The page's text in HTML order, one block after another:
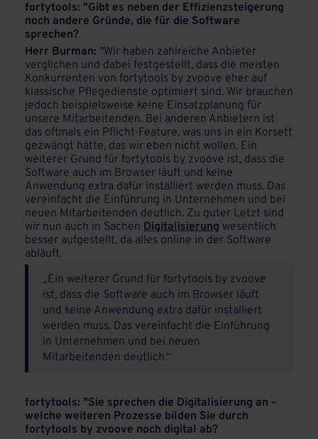
fortytools: "Gibt es neben der Effizienzsteigerung
noch andere Gründe, die für die Software
sprechen?
Herr Burman: "Wir haben zahlreiche Anbieter
verglichen und dabei festgestellt, dass die meisten
Konkurrenten von fortytools by zvoove eher auf
klassische Pflegedienste optimiert sind. Wir brauchen
jedoch beispielsweise keine Einsatzplanung für
unsere Mitarbeitenden. Bei anderen Anbietern ist
das oftmals ein Pflicht-Feature, was uns in ein Korsett
gezwängt hätte, das wir eben nicht wollen. Ein
weiterer Grund für fortytools by zvoove ist, dass die
Software auch im Browser läuft und keine
Anwendung extra dafür installiert werden muss. Das
vereinfacht die Einführung in Unternehmen und bei
neuen Mitarbeitenden deutlich. Zu guter Letzt sind
wir nun auch in Sachen Digitalisierung wesentlich
besser aufgestellt, da alles online in der Software
abläuft.
„Ein weiterer Grund für fortytools by zvoove
ist, dass die Software auch im Browser läuft
und keine Anwendung extra dafür installiert
werden muss. Das vereinfacht die Einführung
in Unternehmen und bei neuen
Mitarbeitenden deutlich.“
fortytools: "Sie sprechen die Digitalisierung an –
welche weiteren Prozesse bilden Sie durch
fortytools by zvoove noch digital ab?